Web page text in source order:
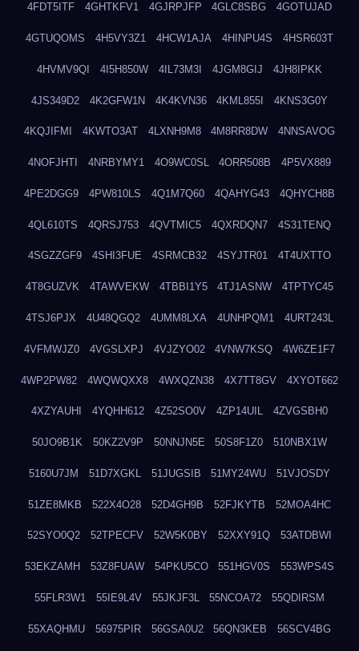
4FDT5ITF 4GHTKFV1 4GJRPJFP 4GLC8SBG 4GOTUJAD
4GTUQOMS 4H5VY3Z1 4HCW1AJA 4HINPU4S 4HSR603T
4HVMV9QI 4I5H850W 4IL73M3I 4JGM8GIJ 4JH8IPKK
4JS349D2 4K2GFW1N 4K4KVN36 4KML855I 4KNS3G0Y
4KQJIFMI 4KWTO3AT 4LXNH9M8 4M8RR8DW 4NNSAVOG
4NOFJHTI 4NRBYMY1 4O9WC0SL 4ORR508B 4P5VX889
4PE2DGG9 4PW810LS 4Q1M7Q60 4QAHYG43 4QHYCH8B
4QL610TS 4QRSJ753 4QVTMIC5 4QXRDQN7 4S31TENQ
4SGZZGF9 4SHI3FUE 4SRMCB32 4SYJTR01 4T4UXTTO
4T8GUZVK 4TAWVEKW 4TBBI1Y5 4TJ1ASNW 4TPTYC45
4TSJ6PJX 4U48QGQ2 4UMM8LXA 4UNHPQM1 4URT243L
4VFMWJZ0 4VGSLXPJ 4VJZYO02 4VNW7KSQ 4W6ZE1F7
4WP2PW82 4WQWQXX8 4WXQZN38 4X7TT8GV 4XYOT662
4XZYAUHI 4YQHH612 4Z52SO0V 4ZP14UIL 4ZVGSBH0
50JO9B1K 50KZ2V9P 50NNJN5E 50S8F1Z0 510NBX1W
5160U7JM 51D7XGKL 51JUGSIB 51MY24WU 51VJOSDY
51ZE8MKB 522X4O28 52D4GH9B 52FJKYTB 52MOA4HC
52SYO0Q2 52TPECFV 52W5K0BY 52XXY91Q 53ATDBWI
53EKZAMH 53Z8FUAW 54PKU5CO 551HGV0S 553WPS4S
55FLR3W1 55IE9L4V 55JKJF3L 55NCOA72 55QDIRSM
55XAQHMU 56975PIR 56GSA0U2 56QN3KEB 56SCV4BG